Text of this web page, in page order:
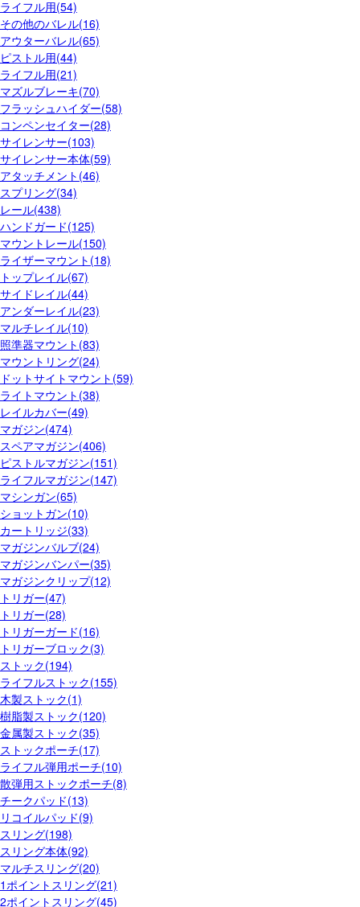
ライフル用(54)
その他のバレル(16)
アウターバレル(65)
ピストル用(44)
ライフル用(21)
マズルブレーキ(70)
フラッシュハイダー(58)
コンペンセイター(28)
サイレンサー(103)
サイレンサー本体(59)
アタッチメント(46)
スプリング(34)
レール(438)
ハンドガード(125)
マウントレール(150)
ライザーマウント(18)
トップレイル(67)
サイドレイル(44)
アンダーレイル(23)
マルチレイル(10)
照準器マウント(83)
マウントリング(24)
ドットサイトマウント(59)
ライトマウント(38)
レイルカバー(49)
マガジン(474)
スペアマガジン(406)
ピストルマガジン(151)
ライフルマガジン(147)
マシンガン(65)
ショットガン(10)
カートリッジ(33)
マガジンバルブ(24)
マガジンバンパー(35)
マガジンクリップ(12)
トリガー(47)
トリガー(28)
トリガーガード(16)
トリガーブロック(3)
ストック(194)
ライフルストック(155)
木製ストック(1)
樹脂製ストック(120)
金属製ストック(35)
ストックポーチ(17)
ライフル弾用ポーチ(10)
散弾用ストックポーチ(8)
チークパッド(13)
リコイルパッド(9)
スリング(198)
スリング本体(92)
マルチスリング(20)
1ポイントスリング(21)
2ポイントスリング(45)